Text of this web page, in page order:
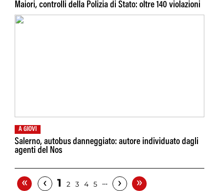
Maiori, controlli della Polizia di Stato: oltre 140 violazioni
A GIOVI
Salerno, autobus danneggiato: autore individuato dagli
agenti del Nos
« ‹ 1 2 3 4 5 … › »